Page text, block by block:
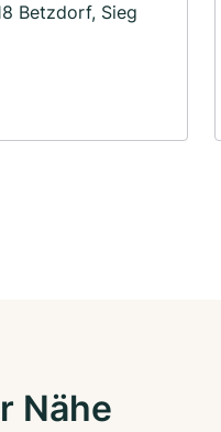
Betzdorf, Sieg
Nähe